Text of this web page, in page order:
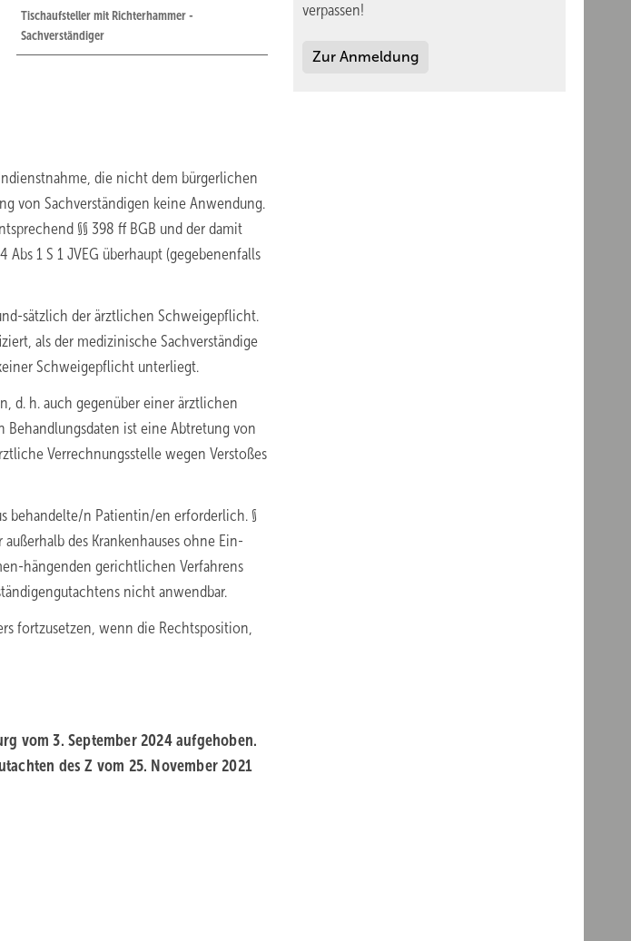
Tischaufsteller mit Richterhammer -
Sachverständiger
die nicht dem bürgerlichen
von Sachverständigen keine Anwendung.
§§ 398 ff BGB und der damit
1 S 1 JVEG überhaupt (gegebenenfalls
sätzlich der ärztlichen Schweigepflicht.
als der medizinische Sachverständige
Schweigepflicht unterliegt.
d. h. auch gegenüber einer ärztlichen
ist eine Abtretung von
Verrechnungsstelle wegen Verstoßes
behandelte/n Patientin/en erforderlich. §
des Krankenhauses ohne Ein-
hängenden gerichtlichen Verfahrens
nicht anwendbar.
fortzusetzen, wenn die Rechtsposition,
vom 3. September 2024 aufgehoben.
des Z vom 25. November 2021
verpassen!
Zur Anmeldung